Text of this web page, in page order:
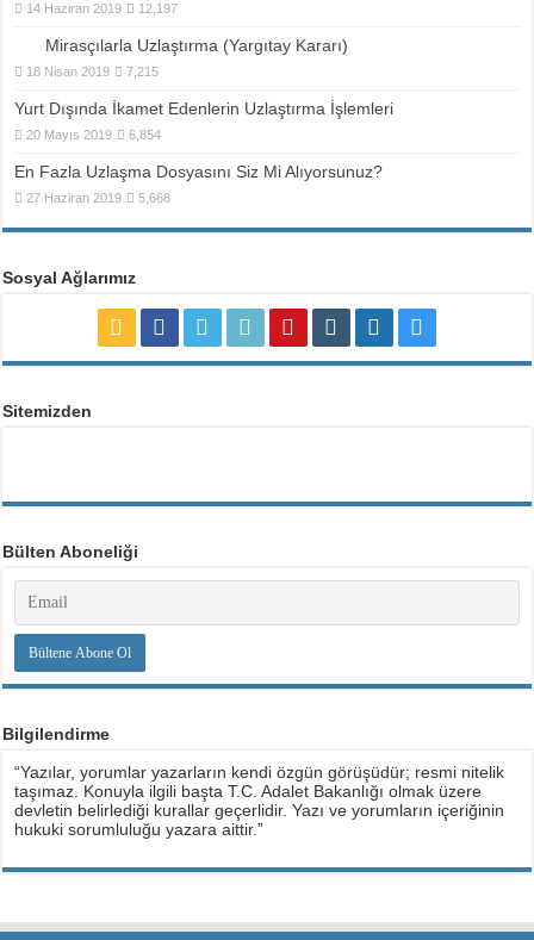
14 Haziran 2019 12,197
Mirasçılarla Uzlaştırma (Yargıtay Kararı)
18 Nisan 2019 7,215
Yurt Dışında İkamet Edenlerin Uzlaştırma İşlemleri
20 Mayıs 2019 6,854
En Fazla Uzlaşma Dosyasını Siz Mi Alıyorsunuz?
27 Haziran 2019 5,668
Sosyal Ağlarımız
Sitemizden
Bülten Aboneliği
Bilgilendirme
“Yazılar, yorumlar yazarların kendi özgün görüşüdür; resmi nitelik
taşımaz. Konuyla ilgili başta T.C. Adalet Bakanlığı olmak üzere
devletin belirlediği kurallar geçerlidir. Yazı ve yorumların içeriğinin
hukuki sorumluluğu yazara aittir.”